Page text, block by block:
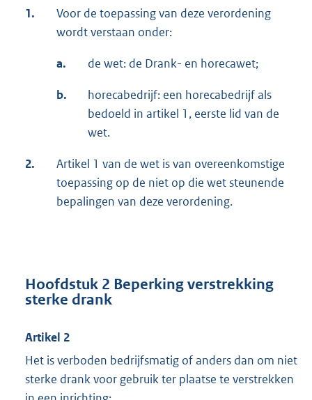
1.
Voor de toepassing van deze verordening
wordt verstaan onder:
a. de wet: de Drank- en horecawet;
b.
horecabedrijf: een horecabedrijf als
bedoeld in artikel 1, eerste lid van de
wet.
2.
Artikel 1 van de wet is van overeenkomstige
toepassing op de niet op die wet steunende
bepalingen van deze verordening.
Hoofdstuk 2 Beperking verstrekking
sterke drank
Artikel 2
Het is verboden bedrijfsmatig of anders dan om niet
sterke drank voor gebruik ter plaatse te verstrekken